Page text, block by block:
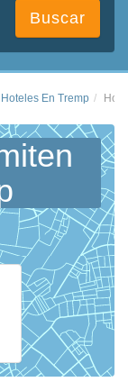
Buscar
Hoteles En Tremp